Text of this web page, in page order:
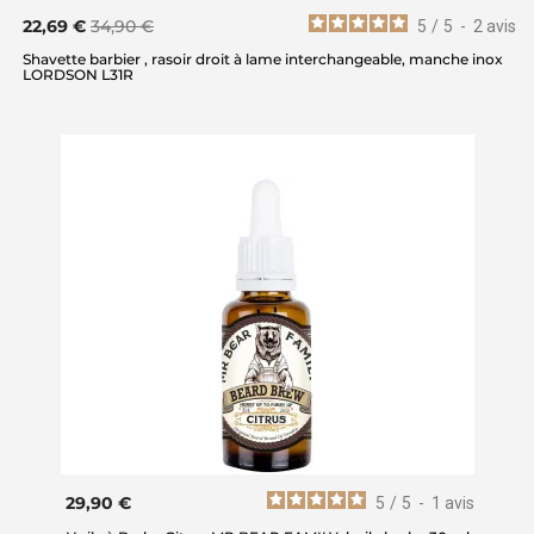
5 / 5 - 2 avis
22,69 € 34,90 €
Shavette barbier , rasoir droit à lame interchangeable, manche inox
LORDSON L31R
5 / 5 - 1 avis
29,90 €